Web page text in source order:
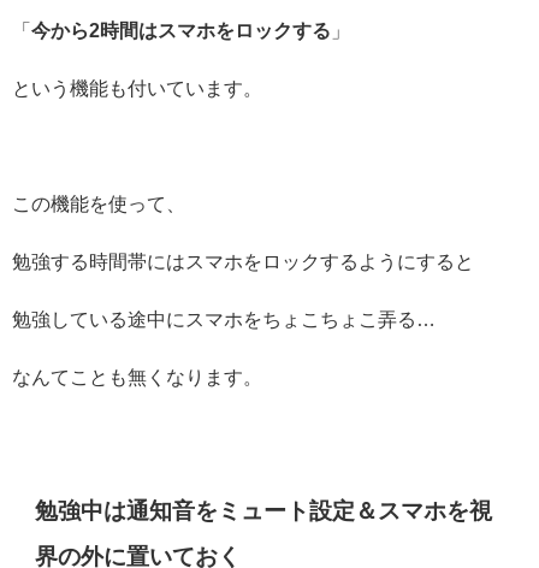
「 今から2時間はスマホをロックする 」
という機能も付いています。
この機能を使って、
勉強する時間帯にはスマホをロックするようにすると
勉強している途中にスマホをちょこちょこ弄る…
なんてことも無くなります。
勉強中は通知音をミュート設定＆スマホを視
界の外に置いておく